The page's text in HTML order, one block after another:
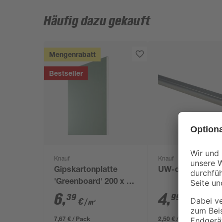
Häufig dazu gekauft
Mengenrabatt
Bestseller
Knauf
Gipskartonplatte
'Greenboard' 200 x 60
x 1,25 cm
6,39 €/ m²
7,67 € / Pack
Knauf
UW-dB-Profil 50
4,99
2,50 € / Meter